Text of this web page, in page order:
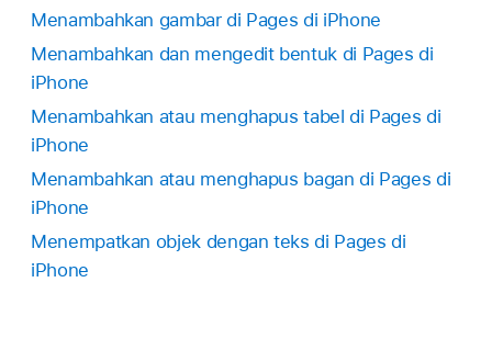
Menambahkan gambar di Pages di iPhone
Menambahkan dan mengedit bentuk di Pages di
iPhone
Menambahkan atau menghapus tabel di Pages di
iPhone
Menambahkan atau menghapus bagan di Pages di
iPhone
Menempatkan objek dengan teks di Pages di
iPhone